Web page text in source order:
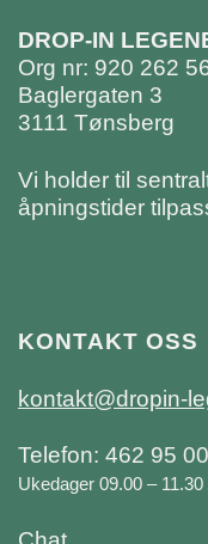
DROP-IN
Org nr: 920 262
Baglergaten 3
3111 Tønsberg
Vi holder til
åpningstider
KONTAKT OSS
kontakt@dropin-
Telefon: 462 95
Ukedager 09.00 –